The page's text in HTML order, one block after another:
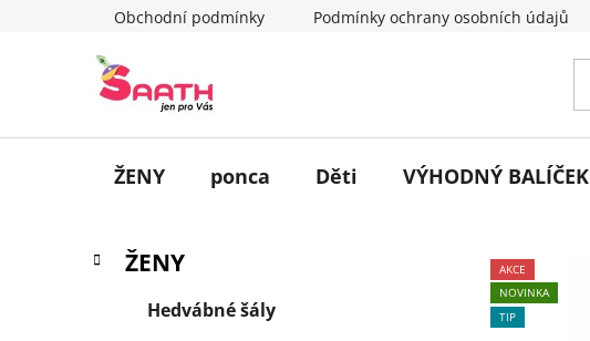
Obchodní podmínky Podmínky ochrany osobních údajů
ŽENY ponca Děti VÝHODNÝ BALÍČEK
P
o
Přeskočit
kategorie
K
a
ŽENY
Hedvábné šály
AKCE
NOVINKA
TIP